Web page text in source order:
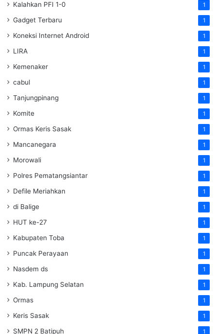
Kalahkan PFI 1-0 1
Gadget Terbaru 1
Koneksi Internet Android 1
LIRA 1
Kemenaker 1
cabul 1
Tanjungpinang 1
Komite 1
Ormas Keris Sasak 1
Mancanegara 1
Morowali 1
Polres Pematangsiantar 1
Defile Meriahkan 1
di Balige 1
HUT ke-27 1
Kabupaten Toba 1
Puncak Perayaan 1
Nasdem ds 1
Kab. Lampung Selatan 1
Ormas 1
Keris Sasak 1
SMPN 2 Batipuh 1